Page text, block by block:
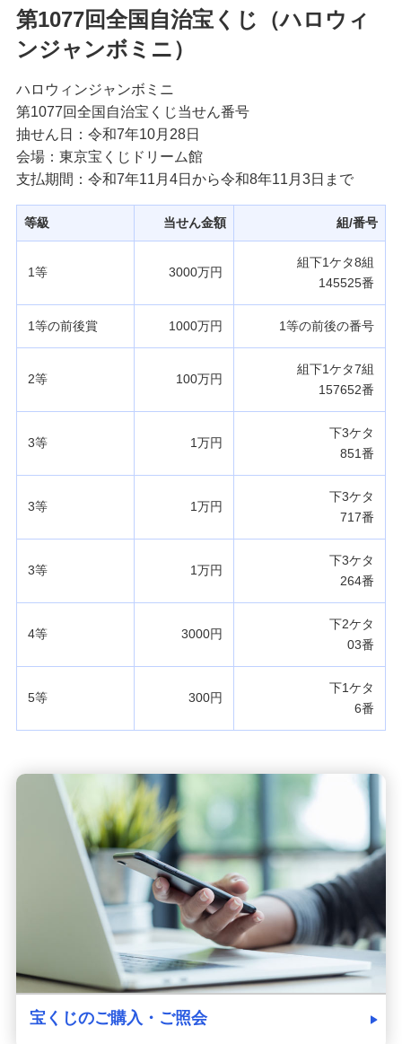
初めての方へ
みずほATM宝くじサービス
発売スケジュール
みずほ銀行について
第1077回全国自治宝くじ（ハロウィ
ンジャンボミニ）
ハロウィンジャンボミニ
第1077回全国自治宝くじ当せん番号
抽せん日：令和7年10月28日
会場：東京宝くじドリーム館
支払期間：令和7年11月4日から令和8年11月3日まで
等級 当せん金額 組/番号
1等 3000万円
組下1ケタ8組
145525番
1等の前後賞 1000万円 1等の前後の番号
2等 100万円
組下1ケタ7組
157652番
3等 1万円
下3ケタ
851番
3等 1万円
下3ケタ
717番
3等 1万円
下3ケタ
264番
4等 3000円
下2ケタ
03番
5等 300円
下1ケタ
6番
宝くじのご購入・ご照会